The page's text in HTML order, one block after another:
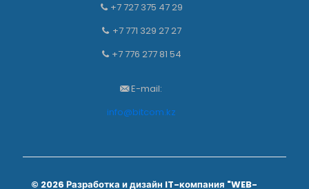
+7 727 375 47 29
+7 771 329 27 27
+7 776 277 81 54
E-mail:
info@bitcom.kz
© 2026 Разработка и дизайн IT-компания "WEB-